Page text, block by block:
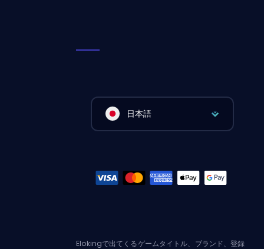
日本語
Elokingで出てくるゲームタイトル、ブランド、登録